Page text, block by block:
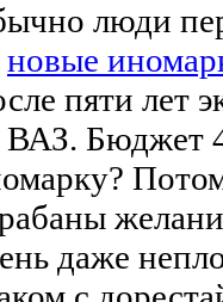
люди
новые
пяти лет
ВАЗ. Бюджет
даже